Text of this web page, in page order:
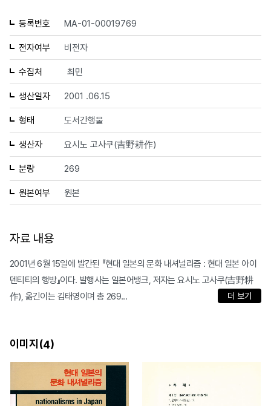
등록번호 MA-01-00019769
전자여부 비전자
수집처 최민
생산일자 2001 .06.15
형태 도서간행물
생산자 요시노 고사쿠(吉野耕作)
분량 269
원본여부 원본
자료 내용
2001년 6월 15일에 발간된 『현대 일본의 문화 내셔널리즘 : 현대 일본 아이
덴티티의 행방』이다. 발행사는 일본어뱅크, 저자는 요시노 고사쿠(吉野耕
作), 옮긴이는 김태영이며 총 269...
더 보기
이미지(4)